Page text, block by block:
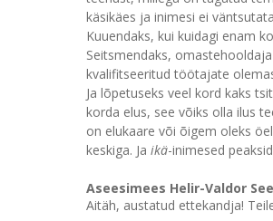
käsikäes ja inimesi ei
Kuuendaks, kui kuidagi enam
Seitsmendaks,
kvalifitseeritud töötajate
Ja lõpetuseks veel kord kaks
korda elus, see võiks olla ilus
on elukaare või õigem oleks
keskiga. Ja ikä-inimesed
Aseesimees Helir-Valdor
Aitäh, austatud ettekandja!